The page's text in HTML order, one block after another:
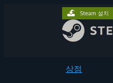
상점
Steam 설치